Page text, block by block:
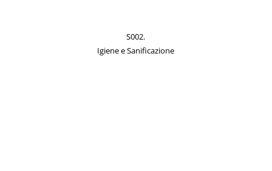
S002.
Igiene e Sanificazione